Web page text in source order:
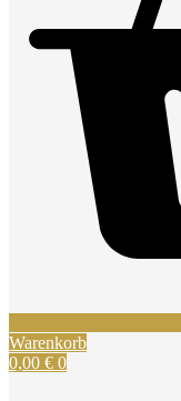
Warenkorb
0,00 € 0